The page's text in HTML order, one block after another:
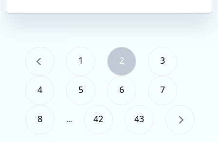
1 2 3
4 5 6 7
8 ... 42 43